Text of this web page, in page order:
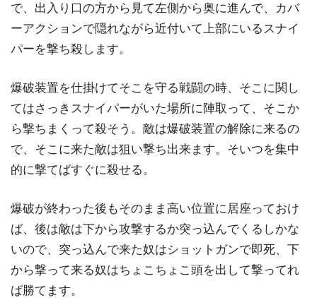
で、出入り口の方から見て左側から奥に進んで、カバ
ーアクションで隠れながら近付いて上部にいるスナイ
パーを撃ち殺します。
爆破装置を仕掛けてそこを守る戦闘の時、そこに関し
てはさっきスナイパーがいた場所に陣取って、そこか
ら撃ちまくって殺そう。敵は爆破装置の解除に来るの
で、そこに来た敵は狙い撃ち出来ます。そいつを集中
的に撃てばすぐに殺せる。
爆破が終わった後もそのまま高い位置に居座っておけ
ば、後は敵は下から攻撃するか突っ込んでくるしかな
いので、突っ込んで来た奴はショットガンで即死、下
から撃って来る奴はちょこちょこ頭を出して撃ってれ
ば勝てます。